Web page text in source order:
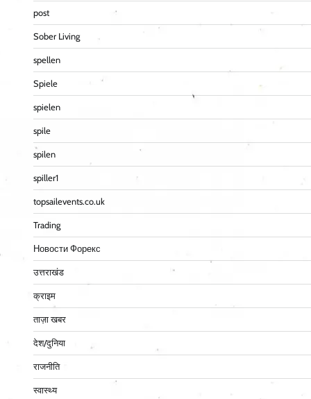
post
Sober Living
spellen
Spiele
spielen
spile
spilen
spiller1
topsailevents.co.uk
Trading
Новости Форекс
उत्तराखंड
क्राइम
ताज़ा खबर
देश/दुनिया
राजनीति
स्वास्थ्य